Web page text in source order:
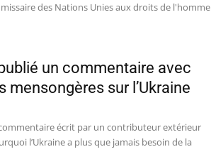
des Nations Unies aux droits de l'homme
un commentaire avec
sur l’Ukraine
écrit par un contributeur extérieur
l’Ukraine a plus que jamais besoin de la